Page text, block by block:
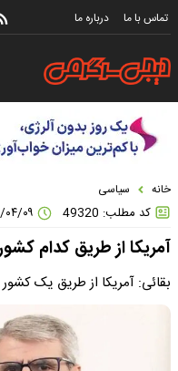
تماس با ما درباره ما
خانه سیاسی
کد مطلب: 49320
آمریکا از طریق کدام
بقائی: آمریکا از طریق یک